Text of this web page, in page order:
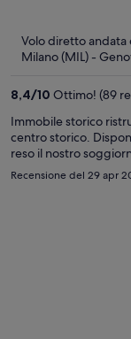
Volo diretto andata
Milano (MIL) -
8,4/10 Ottimo! (89
Immobile storico
centro storico.
reso il nostro
ogni attività. Servizio
confortevole. Da non
Recensione del 29 apr